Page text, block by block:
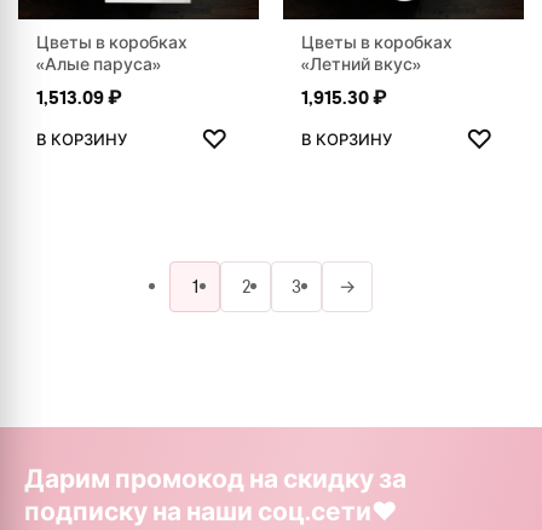
Цветы в коробках
«Алые паруса»
1,513.09₽
В КОРЗИНУ ♡
ДОБАВИТЬ В ИЗБРАННОЕ
Цветы в коробках
«Летний вкус»
1,915.30₽
В КОРЗИНУ ♡
1 2 3 →
Дарим промокод на скидку за
подписку на наши соц.сети❤️